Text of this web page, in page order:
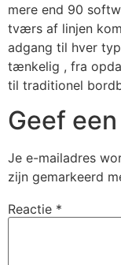
mere end 90
tværs af linjen
adgang til hver
tænkelig , fra
til traditionel
Geef
Je e-mailadres
zijn gemarkeerd
Reactie *